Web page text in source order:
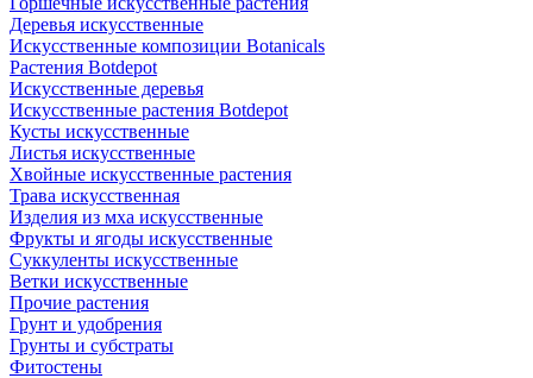
Деревья искусственные
Искусственные композиции Botanicals
Растения Botdepot
Искусственные деревья
Искусственные растения Botdepot
Кусты искусственные
Листья искусственные
Хвойные искусственные растения
Трава искусственная
Изделия из мха искусственные
Фрукты и ягоды искусственные
Суккуленты искусственные
Ветки искусственные
Прочие растения
Грунт и удобрения
Грунты и субстраты
Фитостены